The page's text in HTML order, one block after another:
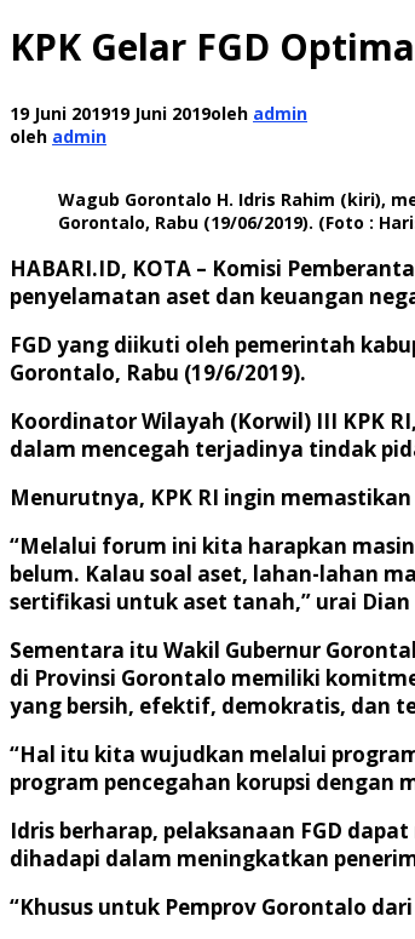
KPK Gelar FGD
19 Juni 201919 Juni 2019oleh admin
oleh admin
Wagub Gorontalo H. Idris Rahim (kiri),
Gorontalo, Rabu (19/06/2019). (Foto :
HABARI.ID, KOTA – Komisi
penyelamatan aset dan keuangan
FGD yang diikuti oleh pemerintah
Gorontalo, Rabu (19/6/2019).
Koordinator Wilayah (Korwil) III KPK
dalam mencegah terjadinya tindak
Menurutnya, KPK RI ingin
“Melalui forum ini kita harapkan
belum. Kalau soal aset, lahan-lahan
sertifikasi untuk aset tanah,” urai
Sementara itu Wakil Gubernur
di Provinsi Gorontalo memiliki
yang bersih, efektif, demokratis, dan
“Hal itu kita wujudkan melalui
program pencegahan korupsi dengan
Idris berharap, pelaksanaan FGD
dihadapi dalam meningkatkan
“Khusus untuk Pemprov Gorontalo